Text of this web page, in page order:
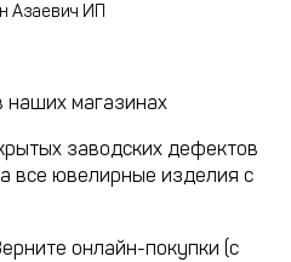
Азаевич ИП
наших магазинах
заводских дефектов
все ювелирные изделия с
онлайн-покупки (с